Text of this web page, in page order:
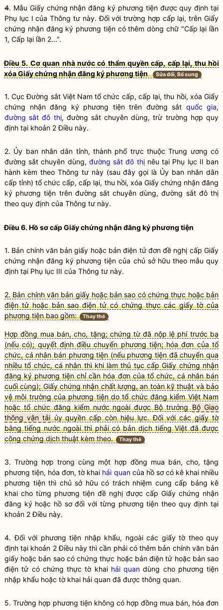
4. Mẫu Giấy chứng nhận đăng ký phương tiện được quy định tại
Phụ lục I của Thông tư này. Đối với trường hợp cấp lại, trên Giấy
chứng nhận đăng ký phương tiện có thêm dòng chữ "Cấp lại lần
1, Cấp lại lần 2...".
Điều 5. Cơ quan nhà nước có thẩm quyền cấp, cấp lại, thu hồi
xóa Giấy chứng nhận đăng ký phương tiện
Sửa đổi, Bổ sung
1. Cục Đường sắt Việt Nam tổ chức cấp, cấp lại, thu hồi, xóa Giấy
chứng nhận đăng ký phương tiện trên đường sắt quốc gia,
đường sắt đô thị, đường sắt chuyên dùng, trừ trường hợp quy
định tại khoản 2 Điều này.
2. Ủy ban nhân dân tỉnh, thành phố trực thuộc Trung ương có
đường sắt chuyên dùng, đường sắt đô thịnêu tại Phụ lục II ban
hành kèm theo Thông tư này (sau đây gọi là Ủy ban nhân dân
cấp tỉnh) tổ chức cấp, cấp lại, thu hồi, xóa Giấy chứng nhận đăng
ký phương tiện trên đường sắt chuyên dùng,đường sắt đô thị
theo quy định của Thông tư này.
Điều 6. Hồ sơ cấp Giấy chứng nhận đăng ký phương tiện
1. Bản chính văn bản giấy hoặc bản điện tử đơn đề nghị cấp Giấy
chứng nhận đăng ký phương tiện của chủ sở hữu theo mẫu quy
định tại Phụ lục III của Thông tư này.
2. Bản chính văn bản giấy hoặc bản sao có chứng thực hoặc bản
điện tử hoặc bản sao điện tử có chứng thực các giấy tờ của
phương tiện bao gồm:
Thay thế
Hợp đồng mua bán, cho, tặng; chứng từ đã nộp lệ phí trước bạ
(nếu có); quyết định điều chuyển phương tiện; hóa đơn của tổ
chức, cá nhân bán phương tiện (nếu phương tiện đã chuyển qua
nhiều tổ chức, cá nhân thì khi làm thủ tục cấp Giấy chứng nhận
đăng ký phương tiện chỉ cần hóa đơn của tổ chức, cá nhân bán
cuối cùng); Giấy chứng nhận chất lượng, an toàn kỹ thuật và bảo
vệ môi trường của phương tiện do tổ chức đăng kiểm Việt Nam
hoặc tổ chức đăng kiểm nước ngoài được Bộ trưởngBộ Giao
thông vận tảiủy quyền cấp còn hiệu lực. Đối với các giấy tờ
bằng tiếng nước ngoài thì phải có bản dịch tiếng Việt đã được
công chứng dịch thuật kèm theo.
Thay thế
3. Trường hợp trong cùng một hợp đồng mua bán, cho, tặng
phương tiện, hóa đơn, tờ khai hải quancủa hồ sơ có kê khai nhiều
phương tiện thì chủ sở hữu có trách nhiệm cung cấp bảng kê
khai cho từng phương tiện đề nghị được cấp Giấy chứng nhận
đăng ký hoặc hồ sơ đối với từng phương tiện theo quy định tại
khoản 2 Điều này.
4. Đối với phương tiện nhập khẩu, ngoài các giấy tờ theo quy
định tại khoản 2 Điều này thì cần phải có thêm bản chính văn bản
giấy hoặc bản sao có chứng thực hoặc bản điện tử hoặc bản sao
điện tử có chứng thực tờ khai hải quan dùng cho phương tiện
nhập khẩu hoặc tờ khai hải quan đã được thông quan.
5. Trường hợp phương tiện không có hợp đồng mua bán, hóa đơn